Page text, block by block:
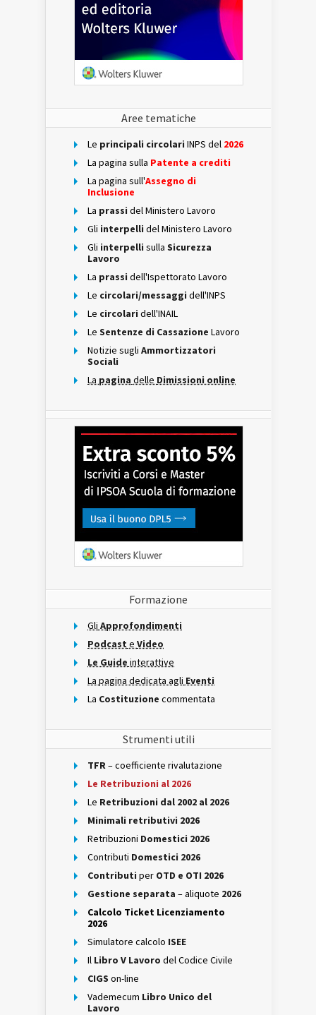
Aree tematiche
Le principali circolari INPS del 2026
La pagina sulla Patente a crediti
La pagina sull'Assegno di
Inclusione
La prassi del Ministero Lavoro
Gli interpelli del Ministero Lavoro
Gli interpelli sulla Sicurezza
Lavoro
La prassi dell'Ispettorato Lavoro
Le circolari/messaggi dell'INPS
Le circolari dell'INAIL
Le Sentenze di Cassazione Lavoro
Notizie sugli Ammortizzatori
Sociali
La pagina delle Dimissioni online
Formazione
Gli Approfondimenti
Podcast e Video
Le Guide interattive
La pagina dedicata agli Eventi
La Costituzione commentata
Strumenti utili
TFR– coefficiente rivalutazione
Le Retribuzioni al 2026
Le Retribuzioni dal 2002 al 2026
Minimali retributivi 2026
Retribuzioni Domestici 2026
Contributi Domestici 2026
Contributi per OTD e OTI 2026
Gestione separata – aliquote 2026
Calcolo Ticket Licenziamento
2026
Simulatore calcolo ISEE
Il Libro V Lavoro del Codice Civile
CIGS on-line
Vademecum Libro Unico del
Lavoro